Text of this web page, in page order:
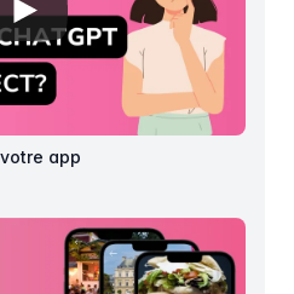
View details forIntégrer
app